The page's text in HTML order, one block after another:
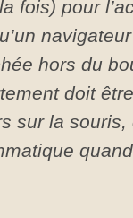
fois) pour
hors du
doit
sur la